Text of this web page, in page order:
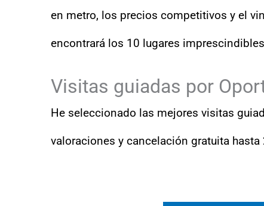
en metro, los precios competitivos y el
encontrará los 10 lugares
Visitas guiadas por
He seleccionado las mejores visitas
valoraciones y cancelación gratuita hasta